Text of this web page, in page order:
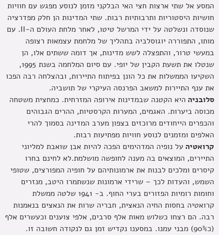
המסע אל שתי ארצות חצי האי הבלקני מזמן לנוסע מפגש עם חוויות
חושיות היסטוריות ותרבותיות רבות. שתי המדינות הן חלק מפדרציה
שנוסדה ונשלטה על ידי המרשל טיטו, לאחר מלחת העולם ה-II. עם
מותו, התפוררה יוגוסלביה בתהליך של מלחמת עצמאות רצופה
במעשי טרור, והתפצלה לשש מדינות, אך דומה ששתים אלו, הן
שנטלו את תשעת הקבין של יופי. עם סיום המלחמה בשנת 1995,
השקיעו הממשלות את כל הונן בפיתוח התיירות, ובהצלחה רבה הפכו
את ענף התיירות למשאב הפרנסה העיקרי של תושביה.
סלובניה היא הקטנה שבמדינות אירופה המזרחית. כמחצית משטחה
מכוסה ביערות. האגמים, המערות הקרסטיות, ההרים הגבוהים
והכפרים הייחודים מרוכזים בצפון מערב המדינה בסמוך להרי
האלפים ומזמנים לנוסע חוויות מפתיעות רבות.
קרואטיה על נופיה המדהימים הפכה להיות אבן שואבת למליוני
התיירים, המוצאים בה מענה לחופשה מושלמת.לא לחינם בחרו
קיסרים ומלכים לבנות את ארמונותיהם על חופיה המפורצים, שטופי
השמש, והעדות לכך – שרידי ארמונות שנשתמרו היטב, מנזרים
וחומות רומיות הפזורים בערי החוף. ב- 1941 שלטה ממשלת
קרואטיה בחסות החיה הנאצית, חבריה שרות את הנאצים בנאמנות
רבה. הם רצחו כשלוש מאות אלף סרבים, אלפי צוענים וכעשרים אלף
(כ90%) מבני עמנו. במסענו נקדיש זמן גם לנקודה חשובה זו.